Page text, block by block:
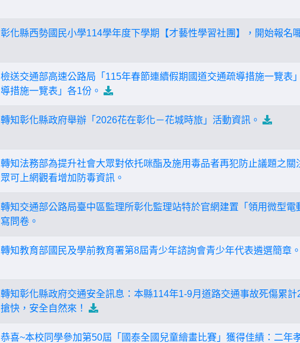
彰化縣西勢國民小學114學年度下學期【才藝性學習社團】，開始報名
檢送交通部高速公路局「115年春節連續假期國道交通疏導措施一覽表
導措施一覽表」各1份。
轉知彰化縣政府舉辦「2026花在彰化－花城時旅」活動資訊。
轉知法務部為提升社會大眾對依托咪酯及施用毒品者再犯防止議題之
眾可上網觀看增加防毒資訊。
轉知交通部公路局臺中區監理所彰化監理站特於官網建置「領用微型
寫問卷。
轉知教育部國民及學前教育署第8屆青少年諮詢會青少年代表遴選簡章。
轉知彰化縣政府交通安全訊息：本縣114年1-9月道路交通事故死傷累
搶快，安全自然來！
恭喜~本校同學參加第50屆「國泰全國兒童繪畫比賽」獲得佳績：二年